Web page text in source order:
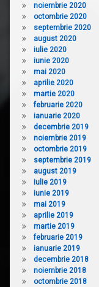
noiembrie 2020
octombrie 2020
septembrie 2020
august 2020
iulie 2020
iunie 2020
mai 2020
aprilie 2020
martie 2020
februarie 2020
ianuarie 2020
decembrie 2019
noiembrie 2019
octombrie 2019
septembrie 2019
august 2019
iulie 2019
iunie 2019
mai 2019
aprilie 2019
martie 2019
februarie 2019
ianuarie 2019
decembrie 2018
noiembrie 2018
octombrie 2018